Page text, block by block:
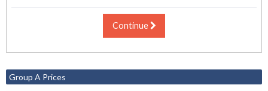
Continue
Group A Prices